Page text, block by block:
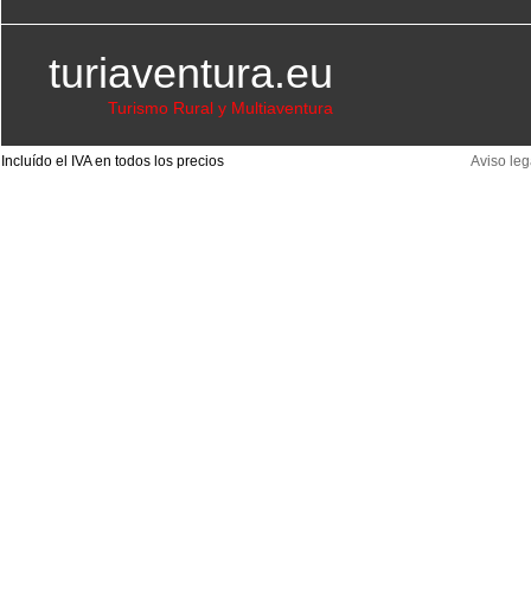
turiaventura.eu
Turismo Rural y Multiaventura
Incluído el IVA en todos los precios Aviso